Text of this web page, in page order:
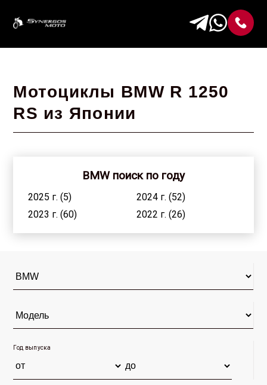
Мотоциклы BMW R 1250
RS из Японии
BMW поиск по году
2025 г. (5)
2024 г. (52)
2023 г. (60)
2022 г. (26)
2021 г. (41)
2020 г. (47)
Год выпуска